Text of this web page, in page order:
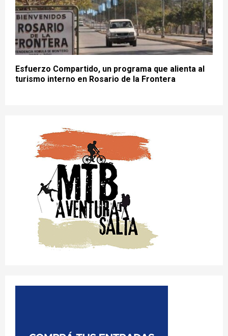
Esfuerzo Compartido, un programa que alienta al
turismo interno en Rosario de la Frontera